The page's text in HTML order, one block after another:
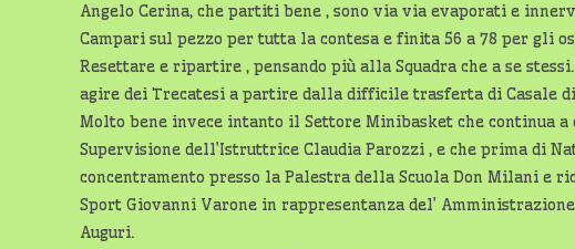
Angelo Cerina, che partiti bene , sono via via evaporati e
Campari sul pezzo per tutta la contesa e finita 56 a 78 per gli
Resettare e ripartire , pensando più alla Squadra che a se
agire dei Trecatesi a partire dalla difficile trasferta di Casale
Molto bene invece intanto il Settore Minibasket che continua a
Supervisione dell’Istruttrice Claudia Parozzi , e che prima di
concentramento presso la Palestra della Scuola Don Milani e
Sport Giovanni Varone in rappresentanza del’
Auguri.